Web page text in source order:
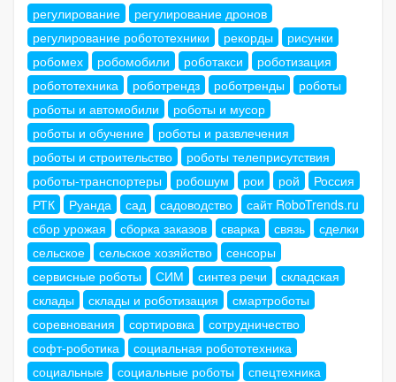
регулирование
регулирование дронов
регулирование робототехники
рекорды
рисунки
робомех
робомобили роботакси
роботизация
робототехника
роботрендз роботренды
роботы
роботы и автомобили
роботы и мусор
роботы и обучение
роботы и развлечения
роботы и строительство
роботы телеприсутствия
роботы-транспортеры
робошум рои рой
Россия
РТК
Руанда сад садоводство
сайт RoboTrends.ru
сбор урожая
сборка заказов сварка связь
сделки
сельское
сельское хозяйство
сенсоры
сервисные роботы
СИМ синтез речи
складская
склады
склады и роботизация
смартроботы
соревнования
сортировка
сотрудничество
софт-роботика
социальная робототехника
социальные
социальные роботы
спецтехника